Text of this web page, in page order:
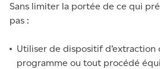
Sans limiter la portée de ce qui
pas :
Utiliser de dispositif d’extraction
programme ou tout procédé